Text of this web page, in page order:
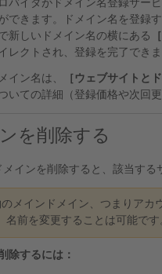
バイダがドメイン名登録サー
できます。ドメイン名を登録
新しいドメイン名の横にある
レクトされ、登録を完了できま
イン名は、 ［ウェブサイトと
いての詳細（登録価格や次回
を削除する
メインを削除すると、該当す
のメインドメイン、つまりアカ
名前を変更することは可能です
除するには：